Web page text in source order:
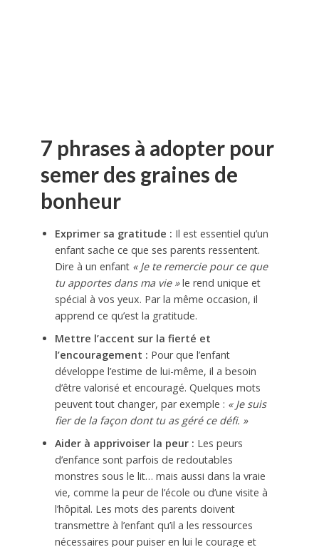
7 phrases à adopter pour
semer des graines de
bonheur
Exprimer sa gratitude : Il est essentiel qu’un
enfant sache ce que ses parents ressentent.
Dire à un enfant « Je te remercie pour ce que
tu apportes dans ma vie »le rend unique et
spécial à vos yeux. Par la même occasion, il
apprend ce qu’est la gratitude.
Mettre l’accent sur la fierté et
l’encouragement : Pour que l’enfant
développe l’estime de lui-même, il a besoin
d’être valorisé et encouragé. Quelques mots
peuvent tout changer, par exemple : « Je suis
fier de la façon dont tu as géré ce défi. »
Aider à apprivoiser la peur : Les peurs
d’enfance sont parfois de redoutables
monstres sous le lit… mais aussi dans la vraie
vie, comme la peur de l’école ou d’une visite à
l’hôpital. Les mots des parents doivent
transmettre à l’enfant qu’il a les ressources
nécessaires pour puiser en lui le courage et